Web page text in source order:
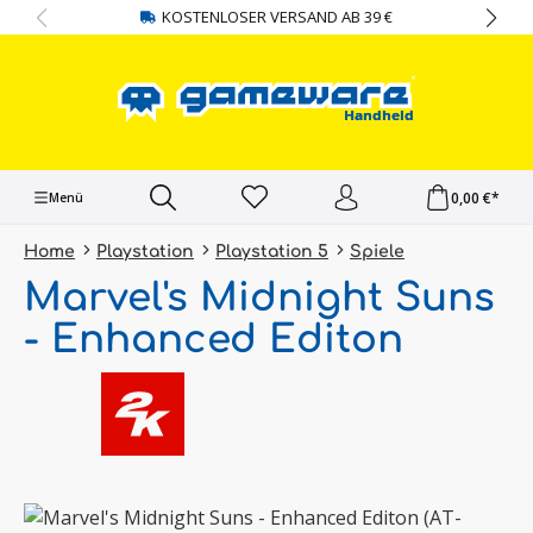
springen KOSTENLOSER VERSAND AB 39 €
Menü 0,00 €*
Home Playstation Playstation 5 Spiele
Marvel's Midnight Suns
- Enhanced Editon
Bildergalerie überspringen